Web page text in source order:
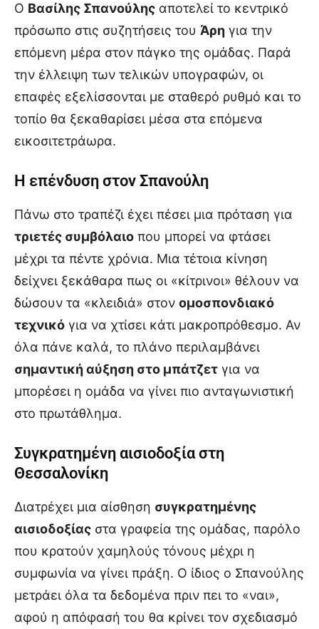
Ο Βασίλης Σπανούλης αποτελεί το κεντρικό
πρόσωπο στις συζητήσεις του Άρη για την
επόμενη μέρα στον πάγκο της ομάδας. Παρά
την έλλειψη των τελικών υπογραφών, οι
επαφές εξελίσσονται με σταθερό ρυθμό και το
τοπίο θα ξεκαθαρίσει μέσα στα επόμενα
εικοσιτετράωρα.
Η επένδυση στον Σπανούλη
Πάνω στο τραπέζι έχει πέσει μια πρόταση για
τριετές συμβόλαιο που μπορεί να φτάσει
μέχρι τα πέντε χρόνια. Μια τέτοια κίνηση
δείχνει ξεκάθαρα πως οι «κίτρινοι» θέλουν να
δώσουν τα «κλειδιά» στον ομοσπονδιακό
τεχνικό για να χτίσει κάτι μακροπρόθεσμο. Αν
όλα πάνε καλά, το πλάνο περιλαμβάνει
σημαντική αύξηση στο μπάτζετ για να
μπορέσει η ομάδα να γίνει πιο ανταγωνιστική
στο πρωτάθλημα.
Συγκρατημένη αισιοδοξία στη
Θεσσαλονίκη
Διατρέχει μια αίσθηση συγκρατημένης
αισιοδοξίας στα γραφεία της ομάδας, παρόλο
που κρατούν χαμηλούς τόνους μέχρι η
συμφωνία να γίνει πράξη. Ο ίδιος ο Σπανούλης
μετράει όλα τα δεδομένα πριν πει το «ναι»,
αφού η απόφασή του θα κρίνει τον σχεδιασμό